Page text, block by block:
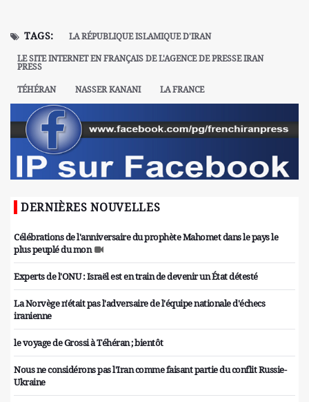
TAGS:
LA RÉPUBLIQUE ISLAMIQUE D'IRAN
LE SITE INTERNET EN FRANÇAIS DE L'AGENCE DE PRESSE IRAN
PRESS
TÉHÉRAN
NASSER KANANI LA FRANCE
DERNIÈRES NOUVELLES
Célébrations de l'anniversaire du prophète Mahomet dans le pays le
plus peuplé du mon
Experts de l'ONU : Israël est en train de devenir un État détesté
La Norvège n'était pas l'adversaire de l'équipe nationale d'échecs
iranienne
le voyage de Grossi à Téhéran ; bientôt
Nous ne considérons pas l'Iran comme faisant partie du conflit Russie-
Ukraine